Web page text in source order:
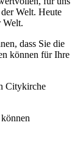
Welt. Heute
Welt.
dass Sie die
können für Ihre
Citykirche